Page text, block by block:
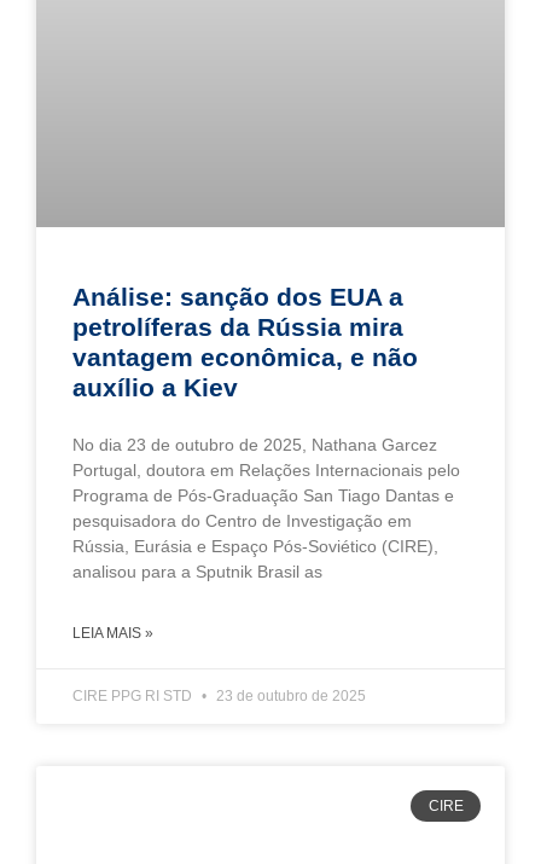
Análise: sanção dos EUA a
petrolíferas da Rússia mira
vantagem econômica, e não
auxílio a Kiev
No dia 23 de outubro de 2025, Nathana Garcez
Portugal, doutora em Relações Internacionais pelo
Programa de Pós-Graduação San Tiago Dantas e
pesquisadora do Centro de Investigação em
Rússia, Eurásia e Espaço Pós-Soviético (CIRE),
analisou para a Sputnik Brasil as
LEIA MAIS »
CIRE PPG RI STD 23 de outubro de 2025
CIRE